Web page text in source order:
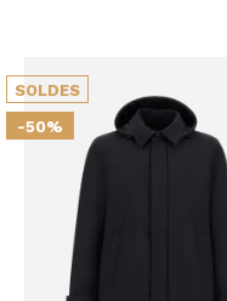
SOLDES
-50%